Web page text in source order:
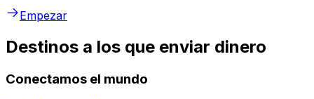
Empezar
Destinos a los que enviar dinero
Conectamos el mundo